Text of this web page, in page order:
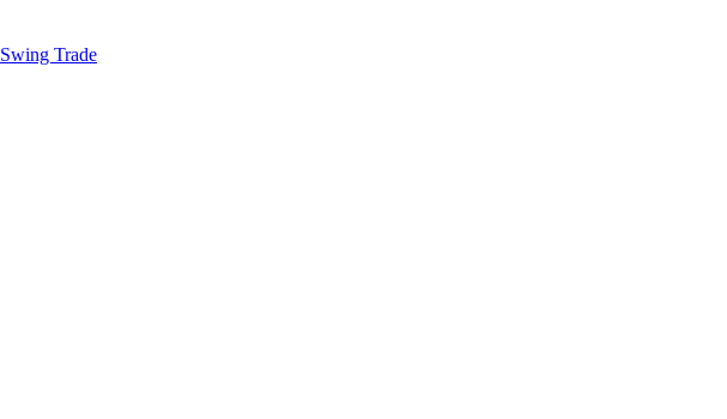
Swing Trade